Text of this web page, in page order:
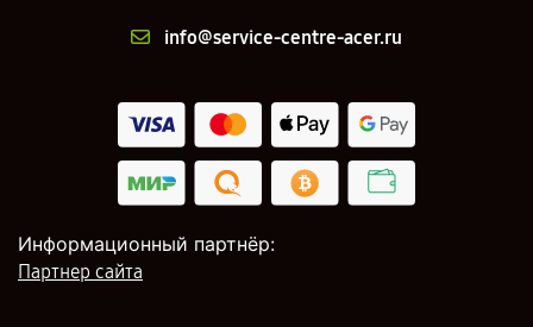
info@service-centre-acer.ru
Информационный партнёр:
Партнер сайта